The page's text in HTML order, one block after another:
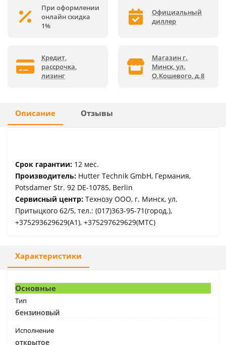
При оформлении
онлайн скидка
1%
Официальный
диллер
Кредит,
рассрочка,
лизинг
Магазин г.
Минск, ул.
О.Кошевого, д.8
Описание Отзывы
Срок гарантии: 12 мес.
Производитель: Hutter Technik GmbH, Германия,
Potsdamer Str. 92 DE-10785, Berlin
Сервисный центр: Технозу ООО, г. Минск, ул.
Притыцкого 62/5, тел.: (017)363-95-71(город.),
+375293629629(A1), +375297629629(МТС)
Характеристики
Основные
Тип
бензиновый
Исполнение
открытое